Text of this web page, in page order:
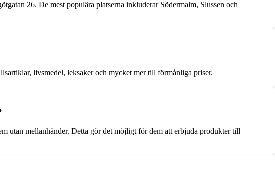
26. De mest populära platserna inkluderar Södermalm, Slussen och
livsmedel, leksaker och mycket mer till förmånliga priser.
utan mellanhänder. Detta gör det möjligt för dem att erbjuda produkter till